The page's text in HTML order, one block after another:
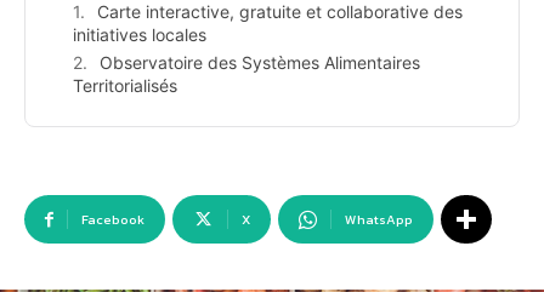
Carte interactive, gratuite et collaborative des
initiatives locales
Observatoire des Systèmes Alimentaires
Territorialisés
Facebook X WhatsApp